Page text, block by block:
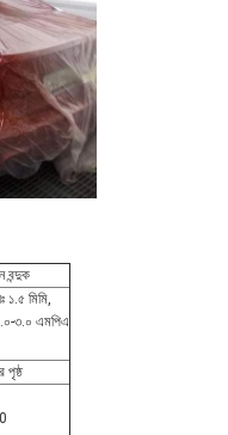
বন্দুক
১.৫ মিমি,
৩.০ এমপিএ
পৃষ্ঠ